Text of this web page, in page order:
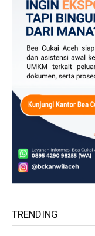
TRENDING